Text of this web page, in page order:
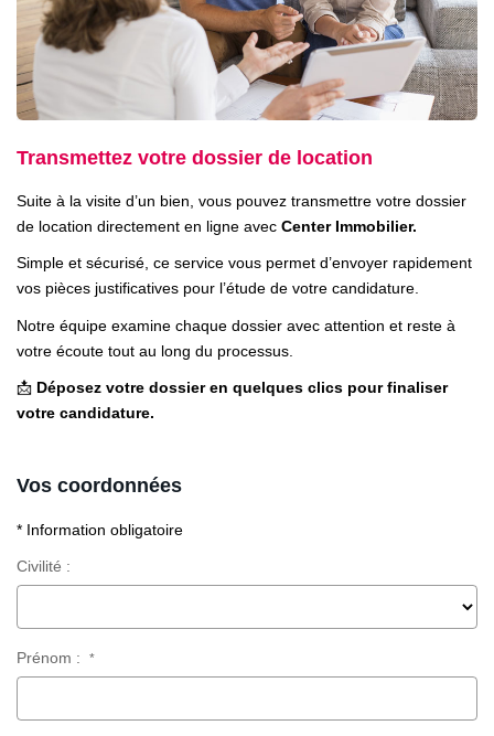
ESTIMER
NOTRE AGENCE
Nos Avis Clients
FAQ
CONTACT
Transmettez votre dossier de location
Suite à la visite d’un bien, vous pouvez transmettre votre dossier
de location directement en ligne avec Center Immobilier.
Simple et sécurisé, ce service vous permet d’envoyer rapidement
vos pièces justificatives pour l’étude de votre candidature.
Notre équipe examine chaque dossier avec attention et reste à
votre écoute tout au long du processus.
📩 Déposez votre dossier en quelques clics pour finaliser
votre candidature.
Vos coordonnées
* Information obligatoire
Civilité :
Prénom : *